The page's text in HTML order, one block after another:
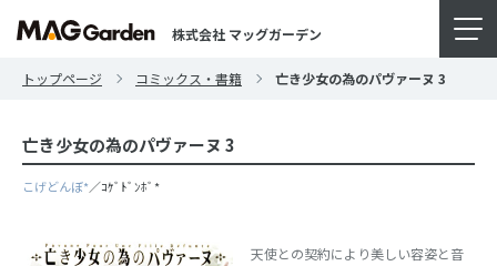
株式会社 マッグガーデン
トップページ コミックス・書籍 亡き少女の為のパヴァーヌ 3
亡き少女の為のパヴァーヌ 3
こげどんぼ*／ｺｹﾞﾄﾞﾝﾎﾞ*
天使との契約により美しい容姿と音